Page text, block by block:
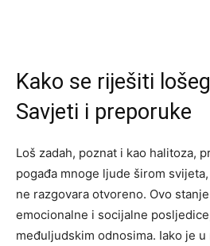
Kako se riješiti
Savjeti i preporuke
Loš zadah, poznat i kao halitoza,
pogađa mnoge ljude širom
ne razgovara otvoreno. Ovo
emocionalne i socijalne
međuljudskim odnosima. Iako je